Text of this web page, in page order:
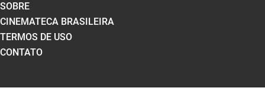
SOBRE
CINEMATECA BRASILEIRA
TERMOS DE USO
CONTATO